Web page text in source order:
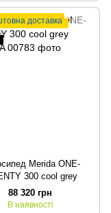
доставка
Merida ONE-
300 cool grey
88 320 грн
В наявності